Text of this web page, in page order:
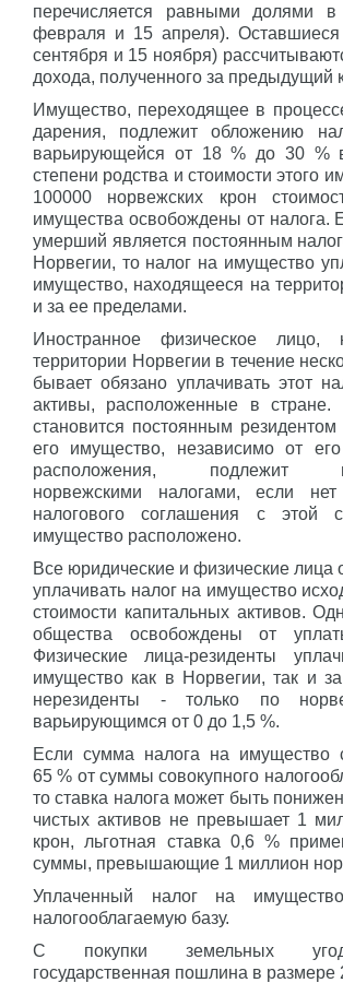
перечисляется равными долями
февраля и 15 апреля).
сентября и 15 ноября)
дохода, полученного за предыдущий
Имущество, переходящее в
дарения, подлежит обложению
варьирующейся от 18 % до 30 %
степени родства и стоимости этого
100000 норвежских крон
имущества освобождены от налога.
умерший является постоянным
Норвегии, то налог на имущество
имущество, находящееся на
и за ее пределами.
Иностранное физическое лицо,
территории Норвегии в течение
бывает обязано уплачивать этот
активы, расположенные в стране.
становится постоянным
его имущество, независимо от его
расположения, подлежит
норвежскими налогами, если нет
налогового соглашения с этой
имущество расположено.
Все юридические и физические лица
уплачивать налог на имущество
стоимости капитальных активов.
общества освобождены от
Физические лица-резиденты
имущество как в Норвегии, так и
нерезиденты - только по
варьирующимся от 0 до 1,5 %.
Если сумма налога на имущество
65 % от суммы совокупного
то ставка налога может быть
чистых активов не превышает 1
крон, льготная ставка 0,6 %
суммы, превышающие 1 миллион
Уплаченный налог на
налогооблагаемую базу.
С покупки земельных
государственная пошлина в размере